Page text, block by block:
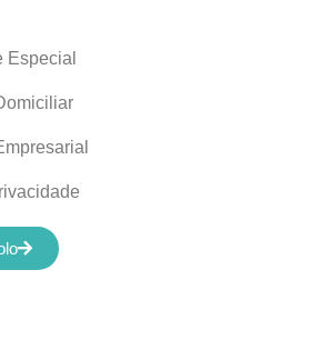
Especial